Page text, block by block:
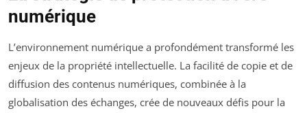
numérique
L’environnement numérique a profondément transformé les
enjeux de la propriété intellectuelle. La facilité de copie et de
diffusion des contenus numériques, combinée à la
globalisation des échanges, crée de nouveaux défis pour la